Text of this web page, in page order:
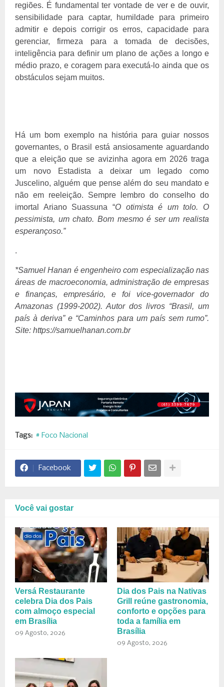
regiões. É fundamental ter vontade de ver e de ouvir,
sensibilidade para captar, humildade para primeiro
admitir e depois corrigir os erros, capacidade para
gerenciar, firmeza para a tomada de decisões,
inteligência para definir um plano de ações a longo e
médio prazo, e coragem para executá-lo ainda que os
obstáculos sejam muitos.
Há um bom exemplo na história para guiar nossos
governantes, o Brasil está ansiosamente aguardando
que a eleição que se avizinha agora em 2026 traga
um novo Estadista a deixar um legado como
Juscelino, alguém que pense além do seu mandato e
não em reeleição. Sempre lembro do conselho do
imortal Ariano Suassuna “O otimista é um tolo. O
pessimista, um chato. Bom mesmo é ser um realista
esperançoso.”
.
*Samuel Hanan é engenheiro com especialização nas
áreas de macroeconomia, administração de empresas
e finanças, empresário, e foi vice-governador do
Amazonas (1999-2002). Autor dos livros “Brasil, um
país à deriva” e “Caminhos para um país sem rumo”.
Site: https://samuelhanan.com.br
Tags: # Foco Nacional
Facebook
Você vai gostar
Versá Restaurante
celebra Dia dos Pais
com almoço especial
em Brasília
09 Agosto, 2026
Dia dos Pais na Nativas
Grill reúne gastronomia,
conforto e opções para
toda a família em
Brasília
09 Agosto, 2026